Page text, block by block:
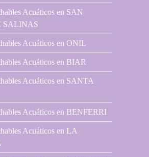
Acuáticos en SAN
SALINAS
Acuáticos en ONIL
Acuáticos en BIAR
Acuáticos en SANTA
Acuáticos en BENFERRI
Acuáticos en LA